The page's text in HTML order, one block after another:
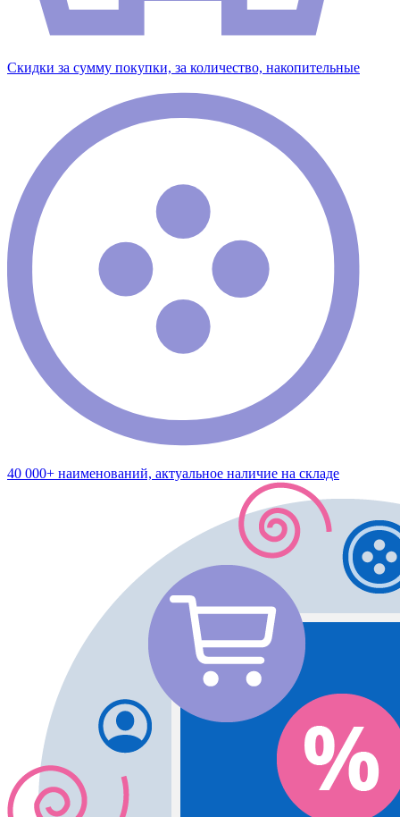
Скидки за сумму покупки, за количество, накопительные
40 000+ наименований, актуальное наличие на складе